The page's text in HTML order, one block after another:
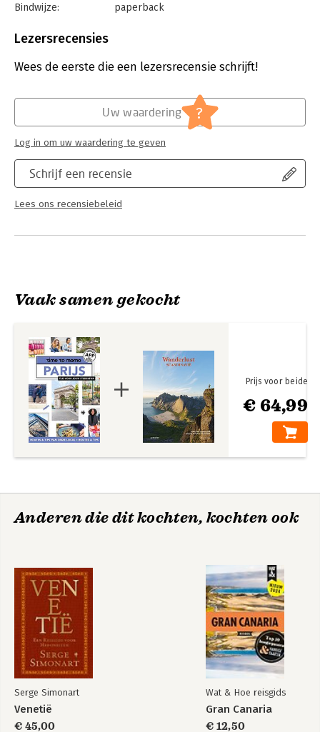
uitneembare stadsplattegrond én gratis kaart-app. Time to
bestverkochte stedengids van Nederland en België. We zijn al
onze stedentripbestemmingen, de laatste nieuwe tips en
Bindwijze:
paperback
Druk:
Lezersrecensies
Wees de eerste die een lezersrecensie schrijft!
Schrijf een recensie
Lees ons recensiebeleid
Uw waardering ?
Log in om uw waardering te geven
Vaak samen gekocht
€ 64,99
Prijs voor beide
Anderen die dit kochten, kochten ook
Serge Simonart
Venetië
€ 45,00
Wat & Hoe reisgids
Gran Canaria
€ 12,50